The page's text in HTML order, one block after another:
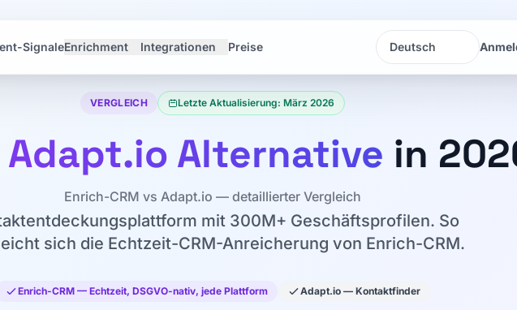
SignaleEnrichment Integrationen Preise
Sprache
Sprache
VERGLEICH Letzte Aktualisierung: März 2026
Adapt.io Alternative in
Enrich-CRM vs Adapt.io — detaillierter Vergleich
mit 300M+ Geschäftsprofilen. So
sich die Echtzeit-CRM-Anreicherung von Enrich-CRM.
Enrich-CRM — Echtzeit, DSGVO-nativ, jede Plattform Adapt.io — Kontaktfinder